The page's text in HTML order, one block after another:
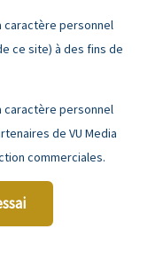
caractère personnel
ce site) à des fins de
caractère personnel
de VU Media
commerciales.